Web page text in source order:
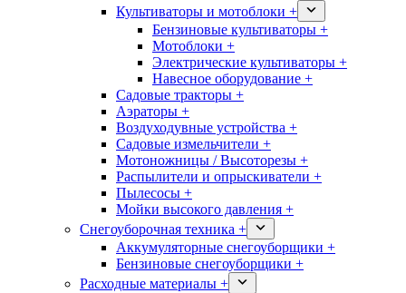
Культиваторы и мотоблоки +
Бензиновые культиваторы +
Мотоблоки +
Электрические культиваторы +
Навесное оборудование +
Садовые тракторы +
Аэраторы +
Воздуходувные устройства +
Садовые измельчители +
Мотоножницы / Высоторезы +
Распылители и опрыскиватели +
Пылесосы +
Мойки высокого давления +
Снегоуборочная техника +
Аккумуляторные снегоуборщики +
Бензиновые снегоуборщики +
Расходные материалы +